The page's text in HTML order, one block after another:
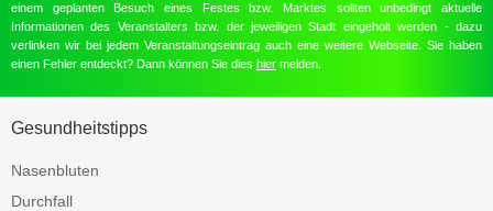
einem geplanten Besuch eines Festes bzw. Marktes sollten unbedingt aktuelle
Informationen des Veranstalters bzw. der jeweiligen Stadt eingeholt werden - dazu
verlinken wir bei jedem Veranstaltungseintrag auch eine weitere Webseite. Sie haben
einen Fehler entdeckt? Dann können Sie dies hier melden.
Gesundheitstipps
Nasenbluten
Durchfall